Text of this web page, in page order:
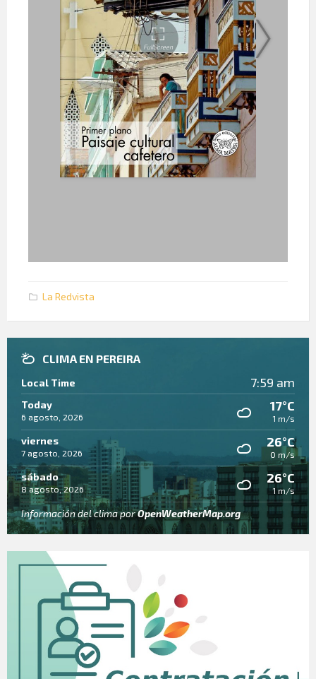
La Redvista
CLIMA EN PEREIRA
Local Time 7:59 am
Today
6 agosto, 2026
17°C
1 m/s
viernes
7 agosto, 2026
26°C
0 m/s
sábado
8 agosto, 2026
26°C
1 m/s
Información del clima porOpenWeatherMap.org